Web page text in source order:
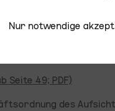
47; PDF)
Seite 47; PDF)
49; PDF)
Seite 49; PDF)
des
Nur notwendige